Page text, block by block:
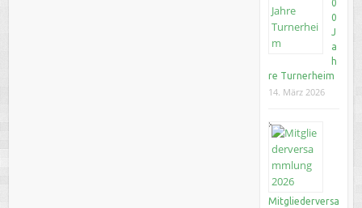
0
0
J
a
h
re Turnerheim
14. März 2026
Mitgliederversa